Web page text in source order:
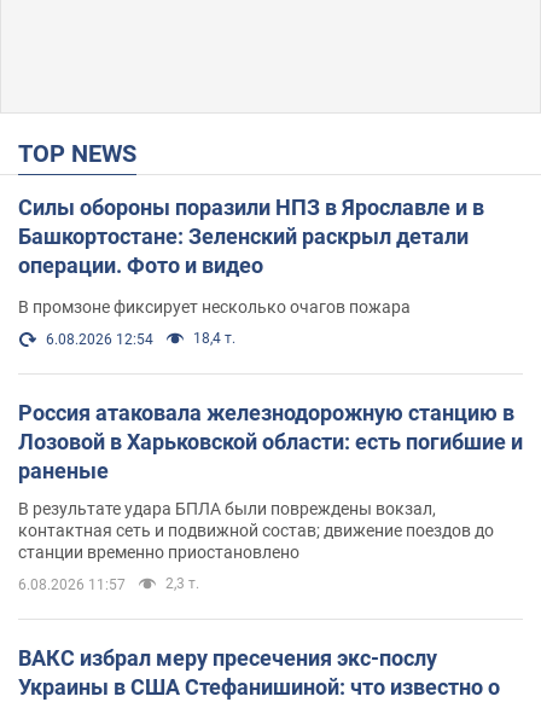
TOP NEWS
Силы обороны поразили НПЗ в Ярославле и в
Башкортостане: Зеленский раскрыл детали
операции. Фото и видео
В промзоне фиксирует несколько очагов пожара
6.08.2026 12:54 18,4 т.
Россия атаковала железнодорожную станцию в
Лозовой в Харьковской области: есть погибшие и
раненые
В результате удара БПЛА были повреждены вокзал,
контактная сеть и подвижной состав; движение поездов до
станции временно приостановлено
6.08.2026 11:57 2,3 т.
ВАКС избрал меру пресечения экс-послу
Украины в США Стефанишиной: что известно о